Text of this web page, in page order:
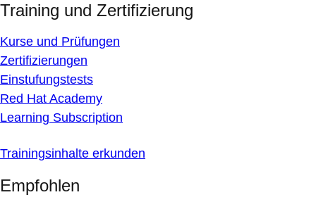
Training und Zertifizierung
Kurse und Prüfungen
Zertifizierungen
Einstufungstests
Red Hat Academy
Learning Subscription
Trainingsinhalte erkunden
Empfohlen